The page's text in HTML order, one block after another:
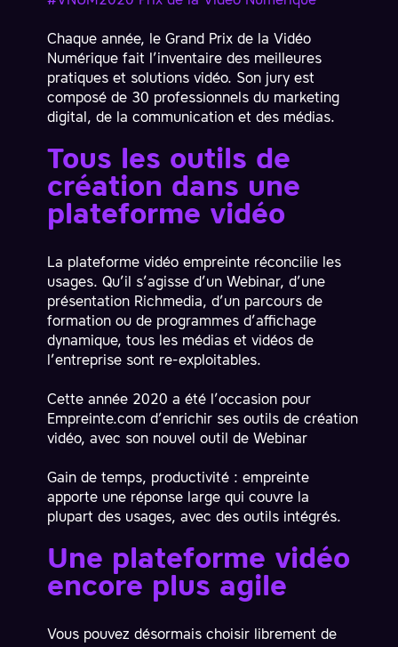
Chaque année, le Grand Prix de la Vidéo
Numérique fait l’inventaire des meilleures
pratiques et solutions vidéo. Son jury est
composé de 30 professionnels du marketing
digital, de la communication et des médias.
Tous les outils de
création dans une
plateforme vidéo
La plateforme vidéo empreinte réconcilie les
usages. Qu’il s’agisse d’un Webinar, d’une
présentation Richmedia, d’un parcours de
formation ou de programmes d’affichage
dynamique, tous les médias et vidéos de
l’entreprise sont re-exploitables.
Cette année 2020 a été l’occasion pour
Empreinte.com d’enrichir ses outils de création
vidéo, avec son nouveloutil de Webinar
Gain de temps, productivité : empreinte
apporte une réponse large qui couvre la
plupart des usages, avec des outils intégrés.
Une plateforme vidéo
encore plus agile
Vous pouvez désormais choisir librement de